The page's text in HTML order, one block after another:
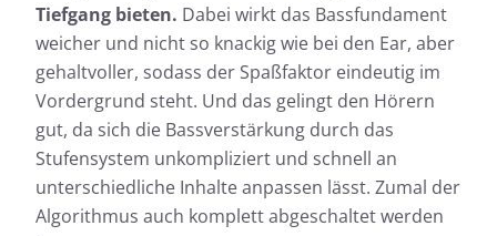
Tiefgang bieten. Dabei wirkt das Bassfundament
weicher und nicht so knackig wie bei den Ear, aber
gehaltvoller, sodass der Spaßfaktor eindeutig im
Vordergrund steht. Und das gelingt den Hörern
gut, da sich die Bassverstärkung durch das
Stufensystem unkompliziert und schnell an
unterschiedliche Inhalte anpassen lässt. Zumal der
Algorithmus auch komplett abgeschaltet werden